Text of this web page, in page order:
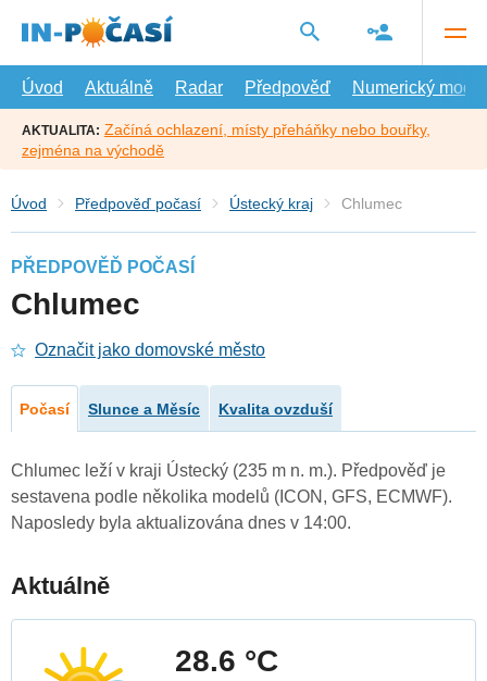
hlavní
Úvod
Aktuálně Radar Předpověď Numerický model
AKTUALITA: Začíná ochlazení, místy přeháňky nebo bouřky,
zejména na východě
Úvod Předpověď počasí Ústecký kraj Chlumec
PŘEDPOVĚĎ POČASÍ
Chlumec
Označit jako domovské město
Počasí Slunce a Měsíc Kvalita ovzduší
Chlumec leží v kraji Ústecký (235 m n. m.). Předpověď je
sestavena podle několika modelů (ICON, GFS, ECMWF).
Naposledy byla aktualizována dnes v 14:00.
Aktuálně
28.6 °C